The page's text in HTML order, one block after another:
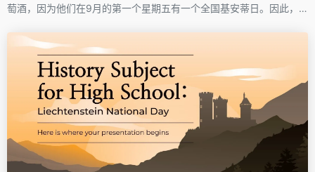
萄酒，因为他们在9月的第一个星期五有一个全国基安蒂日。因此，
自意大利的久负盛名的基安蒂葡萄酒。除了纹理背景外，还有许多斑
点是由……嗯，溢出的葡萄酒和酒杯底部引起的。